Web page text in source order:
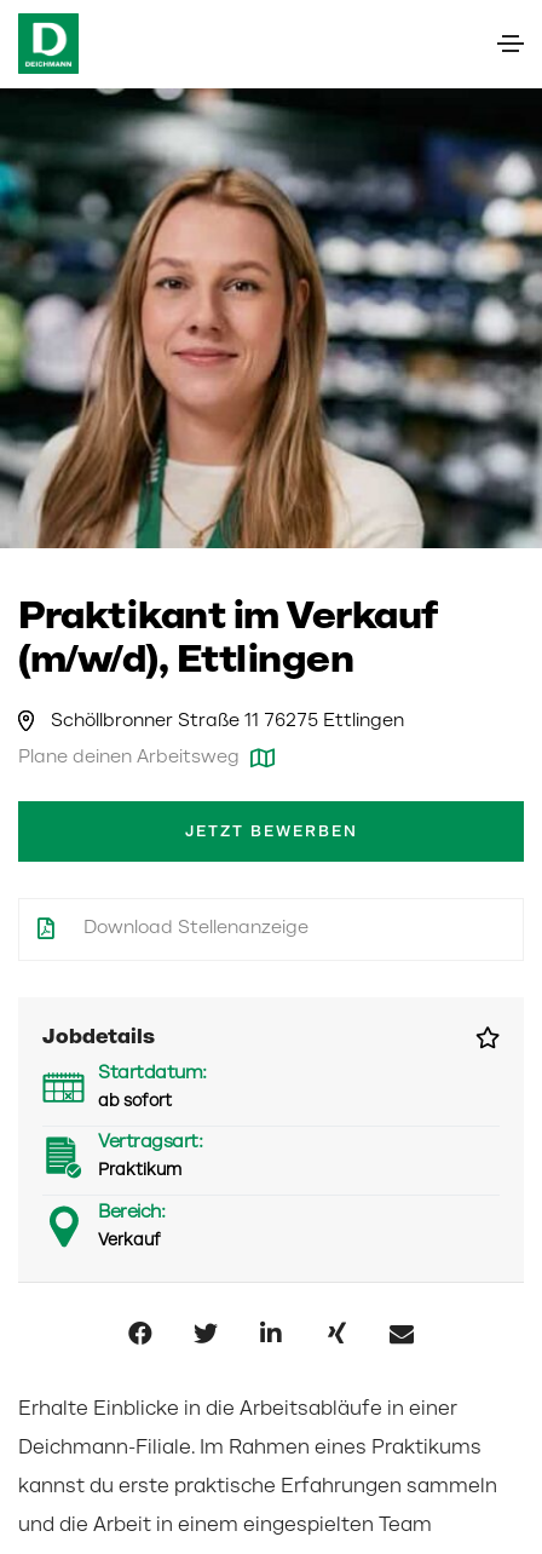
Praktikant im Verkauf
(m/w/d), Ettlingen
Schöllbronner Straße 11 76275 Ettlingen
Plane deinen Arbeitsweg
JETZT BEWERBEN
Download Stellenanzeige
Jobdetails
Startdatum:
ab sofort
Vertragsart:
Praktikum
Bereich:
Verkauf
Erhalte Einblicke in die Arbeitsabläufe in einer
Deichmann-Filiale. Im Rahmen eines Praktikums
kannst du erste praktische Erfahrungen sammeln
und die Arbeit in einem eingespielten Team